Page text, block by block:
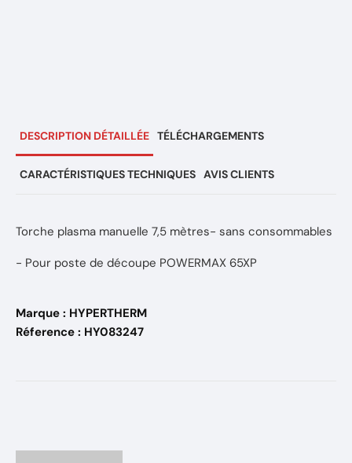
DESCRIPTION DÉTAILLÉE TÉLÉCHARGEMENTS
CARACTÉRISTIQUES TECHNIQUES AVIS CLIENTS
Torche plasma manuelle 7,5 mètres- sans consommables
- Pour poste de découpe POWERMAX 65XP
Marque : HYPERTHERM
Réference : HY083247